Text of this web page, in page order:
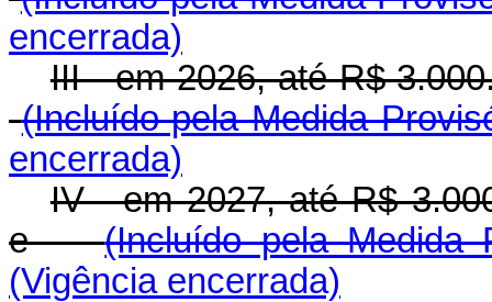
encerrada)
III - em 2026, até R$
(Incluído pela Medida
encerrada)
IV - em 2027, até R$
e
(Incluído pela Medida
(Vigência encerrada)